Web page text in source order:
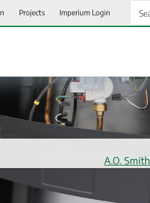
Projects Imperium Login
for:
A.O. Smith